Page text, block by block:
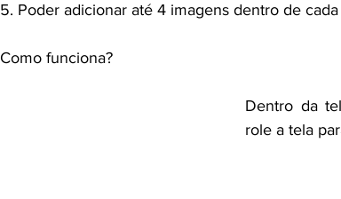
5. Poder adicionar até 4 imagens dentro de cada
Como funciona?
Dentro da
role a tela